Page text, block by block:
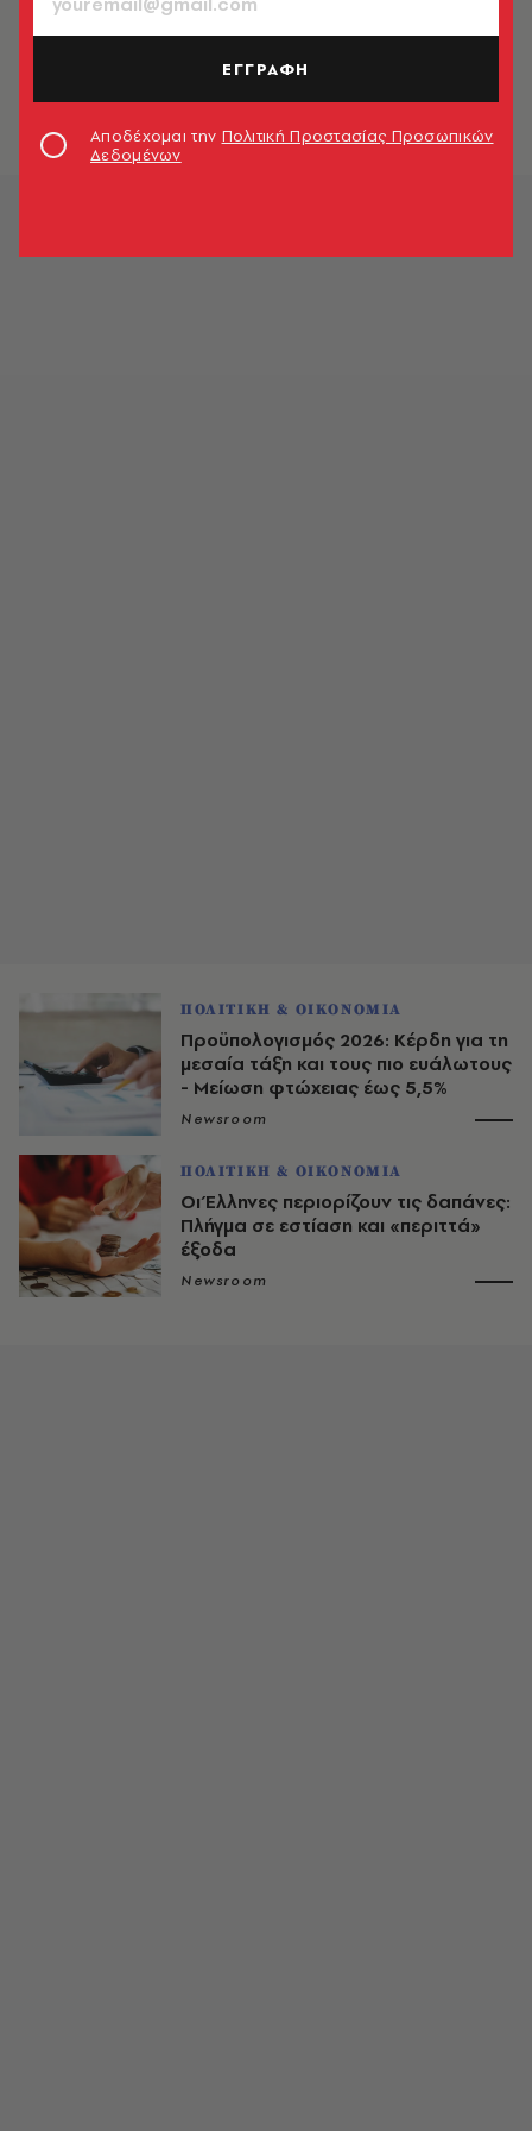
ΠΟΛΙΤΙΚΗ & ΟΙΚΟΝΟΜΙΑ
ΕΛΣΤΑΤ: Άλμα 8,1% στο διαθέσιμο
εισόδημα των νοικοκυριών
Newsroom
ΠΟΛΙΤΙΚΗ & ΟΙΚΟΝΟΜΙΑ
Προϋπολογισμός 2026: Κέρδη για τη
μεσαία τάξη και τους πιο ευάλωτους
- Μείωση φτώχειας έως 5,5%
Newsroom
ΠΟΛΙΤΙΚΗ & ΟΙΚΟΝΟΜΙΑ
Οι Έλληνες περιορίζουν τις δαπάνες:
Πλήγμα σε εστίαση και «περιττά»
έξοδα
Newsroom
ΕΓΓΡΑΦΗ
Αποδέχομαι την Πολιτική Προστασίας Προσωπικών
Δεδομένων